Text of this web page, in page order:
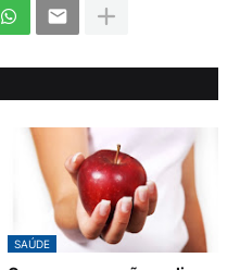
SAÚDE